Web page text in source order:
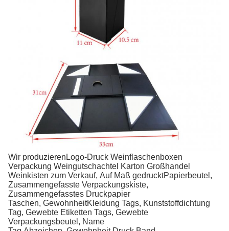
Wir produzieren Logo-Druck Weinflaschenboxen
Verpackung Weingutschachtel Karton Großhandel
Weinkisten zum Verkauf, Auf Maß gedrucktPapierbeutel ,
Zusammengefasste Verpackungskiste,
Zusammengefasstes Druckpapier
Taschen, GewohnheitKleidung Tags, Kunststoffdichtung
Tag, Gewebte Etiketten Tags, Gewebte
Verpackungsbeutel, Name